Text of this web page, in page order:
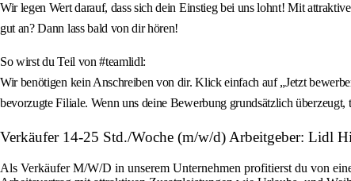
Wir legen Wert darauf, dass sich dein Einstieg bei uns lohnt! Mit
gut an? Dann lass bald von dir hören!
So wirst du Teil von #teamlidl:
Wir benötigen kein Anschreiben von dir. Klick einfach auf „Jetzt
bevorzugte Filiale. Wenn uns deine Bewerbung grundsätzlich
Verkäufer 14-25 Std./Woche (m/w/d) Arbeitgeber: Lidl
Als Verkäufer M/W/D in unserem Unternehmen profitierst du von